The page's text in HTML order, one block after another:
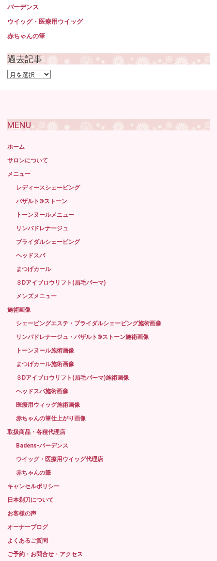
バーデンス
ウイッグ・医療用ウイッグ
赤ちゃんの筆
過去記事
過
MENU
ホーム
サロンについて
メニュー
レディースシェービング
バザルト®ストーン
トーンヌールメニュー
リンパドレナージュ
ブライダルシェービング
ヘッドスパ
まつげカール
３Dアイブロウリフト(眉毛パーマ)
メンズメニュー
施術画像
シェービングエステ・ブライダルシェービング施術画像
リンパドレナージュ・バザルト®ストーン施術画像
トーンヌール施術画像
まつげカール施術画像
３Dアイブロウリフト(眉毛パーマ)施術画像
ヘッドスパ施術画像
医療用ウィッグ施術画像
赤ちゃんの筆仕上がり画像
取扱商品・各種代理店
Badens-バーデンス
ウイッグ・医療用ウイッグ代理店
赤ちゃんの筆
キャンセルポリシー
日本剃刀について
お客様の声
オーナーブログ
よくあるご質問
ご予約・お問合せ・アクセス